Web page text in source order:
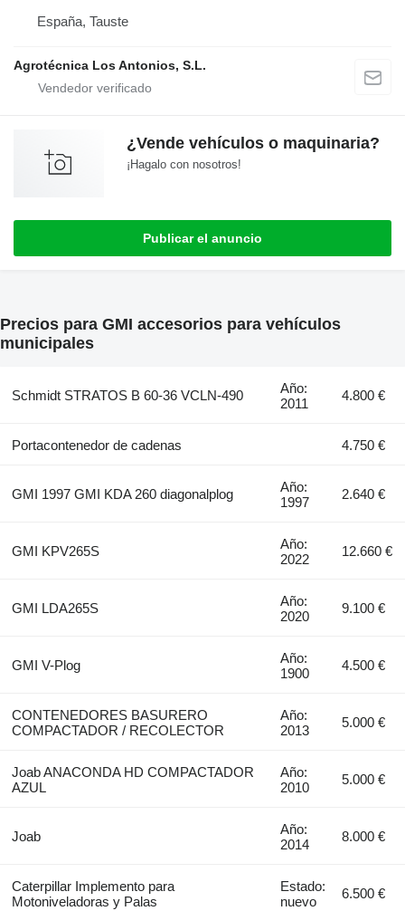
España, Tauste
Agrotécnica Los Antonios, S.L.
¿Vende vehículos o maquinaria?
¡Hagalo con nosotros!
Publicar el anuncio
Precios para GMI accesorios para vehículos
municipales
Schmidt STRATOS B 60-36 VCLN-490
Año:
2011
4.800 €
Portacontenedor de cadenas 4.750 €
GMI 1997 GMI KDA 260 diagonalplog
Año:
1997
2.640 €
GMI KPV265S
Año:
2022
12.660 €
GMI LDA265S
Año:
2020
9.100 €
GMI V-Plog
Año:
1900
4.500 €
CONTENEDORES BASURERO
COMPACTADOR / RECOLECTOR
Año:
2013
5.000 €
Joab ANACONDA HD COMPACTADOR
AZUL
Año:
2010
5.000 €
Joab
Año:
2014
8.000 €
Caterpillar Implemento para
Motoniveladoras y Palas
Estado:
nuevo
6.500 €